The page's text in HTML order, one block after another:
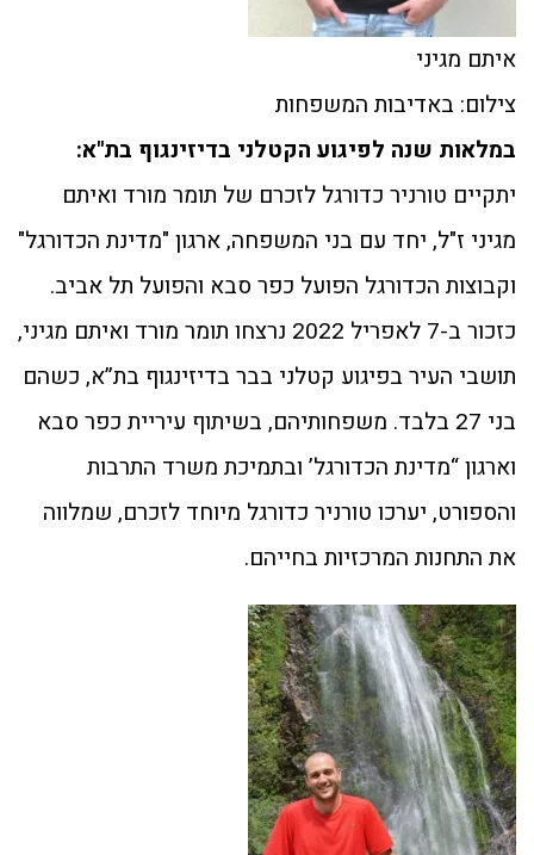
איתם מגיני
צילום: באדיבות המשפחות
במלאות שנה לפיגוע הקטלני בדיזינגוף בת"א:
יתקיים טורניר כדורגל לזכרם של תומר מורד ואיתם
מגיני ז"ל, יחד עם בני המשפחה, ארגון "מדינת הכדורגל"
וקבוצות הכדורגל הפועל כפר סבא והפועל תל אביב.
כזכור ב-7 לאפריל 2022 נרצחו תומר מורד ואיתם מגיני,
תושבי העיר בפיגוע קטלני בבר בדיזינגוף בת”א, כשהם
בני 27 בלבד. משפחותיהם, בשיתוף עיריית כפר סבא
וארגון “מדינת הכדורגל’ ובתמיכת משרד התרבות
והספורט, יערכו טורניר כדורגל מיוחד לזכרם, שמלווה
את התחנות המרכזיות בחייהם.